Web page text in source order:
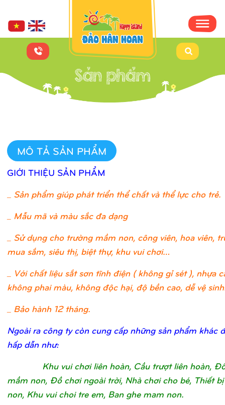
MÔ TẢ SẢN PHẨM
GIỚI THIỆU SẢN PHẨM
Sản phẩm giúp phát triển thể chất và thể lực cho trẻ.
_ Mẫu mã và màu sắc đa dạng
_ Sử dụng cho trường mầm non, công viên, hoa viên,
mua sắm, siêu thị, biệt thự, khu vui chơi…
_ Với chất liệu sắt sơn tĩnh điện ( không gỉ sét ), nhựa
không phai màu, không độc hại, độ bền cao, dễ vệ
_ Bảo hành 12 tháng.
Ngoài ra công ty còn cung cấp những sản phẩm khác
hấp dẫn như:
Khu vui chơi liên hoàn, Cầu trượt liên hoàn,
mầm non, Đồ chơi ngoài trời, Nhà chơi cho bé, Thiết
non, Khu vui choi tre em, Ban ghe mam non.